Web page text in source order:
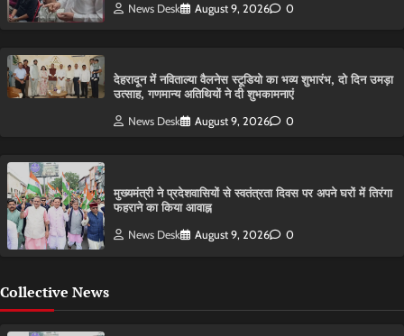
News Desk August 9, 2026 0
देहरादून में नविताल्या वैलनेस स्टूडियो का भव्य शुभारंभ, दो दिन उमड़ा
उत्साह, गणमान्य अतिथियों ने दी शुभकामनाएं
News Desk August 9, 2026 0
मुख्यमंत्री ने प्रदेशवासियों से स्वतंत्रता दिवस पर अपने घरों में तिरंगा
फहराने का किया आवाह्न
News Desk August 9, 2026 0
Collective News